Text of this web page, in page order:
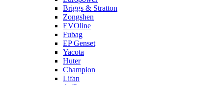
Briggs & Stratton
Zongshen
EVOline
Fubag
EP Genset
Yacota
Huter
Champion
Lifan